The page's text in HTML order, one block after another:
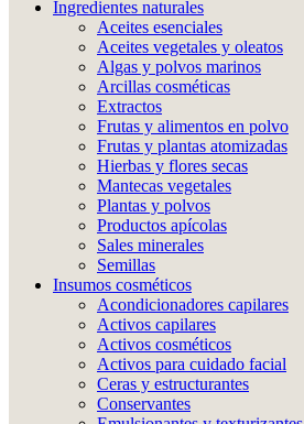
Ingredientes naturales
Aceites esenciales
Aceites vegetales y oleatos
Algas y polvos marinos
Arcillas cosméticas
Extractos
Frutas y alimentos en polvo
Frutas y plantas atomizadas
Hierbas y flores secas
Mantecas vegetales
Plantas y polvos
Productos apícolas
Sales minerales
Semillas
Insumos cosméticos
Acondicionadores capilares
Activos capilares
Activos cosméticos
Activos para cuidado facial
Ceras y estructurantes
Conservantes